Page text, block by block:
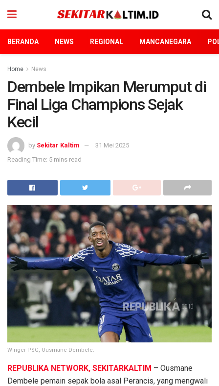
BERANDA NEWS REGIONAL MANCANEGARA
Home News
Dembele Impikan Merumput di
Final Liga Champions Sejak
Kecil
by Sekitar Kaltim
31 Mei 2025
Reading Time: 5 mins read
Winger PSG, Ousmane Dembele.
REPUBLIKA NETWORK, SEKITARKALTIM – Ousmane
Dembele pemain sepak bola asal Perancis, yang mengwali